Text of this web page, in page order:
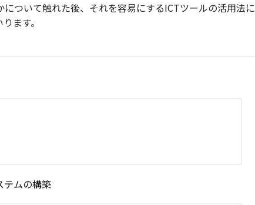
ついて触れた後、それを容易にするICTツールの活用法に
ます。
テムの構築